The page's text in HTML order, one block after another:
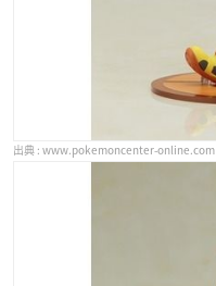
www.pokemoncenter-online.com